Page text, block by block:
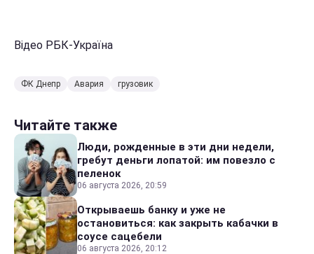
Відео РБК-Україна
ФК Днепр Авария грузовик
Читайте также
Люди, рожденные в эти дни недели,
гребут деньги лопатой: им повезло с
пеленок
06 августа 2026, 20:59
Открываешь банку и уже не
остановиться: как закрыть кабачки в
соусе сацебели
06 августа 2026, 20:12